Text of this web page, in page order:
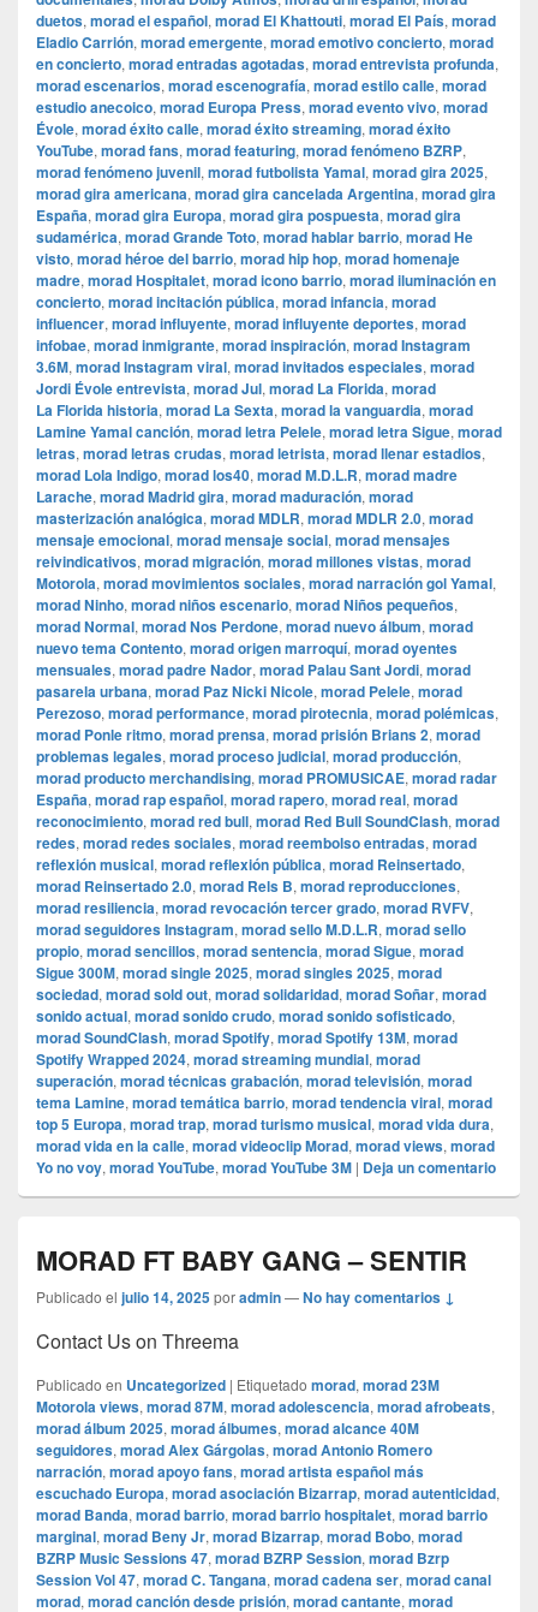
duetos, morad el español, morad El Khattouti, morad El País, morad
Eladio Carrión, morad emergente, morad emotivo concierto, morad
en concierto, morad entradas agotadas, morad entrevista profunda,
morad escenarios, morad escenografía, morad estilo calle, morad
estudio anecoico, morad Europa Press, morad evento vivo, morad
Évole, morad éxito calle, morad éxito streaming, morad éxito
YouTube, morad fans, morad featuring, morad fenómeno BZRP,
morad fenómeno juvenil, morad futbolista Yamal, morad gira 2025,
morad gira americana, morad gira cancelada Argentina, morad gira
España, morad gira Europa, morad gira pospuesta, morad gira
sudamérica, morad Grande Toto, morad hablar barrio, morad He
visto, morad héroe del barrio, morad hip hop, morad homenaje
madre, morad Hospitalet, morad icono barrio, morad iluminación en
concierto, morad incitación pública, morad infancia, morad
influencer, morad influyente, morad influyente deportes, morad
infobae, morad inmigrante, morad inspiración, morad Instagram
3.6M, morad Instagram viral, morad invitados especiales, morad
Jordi Évole entrevista, morad Jul, morad La Florida, morad
La Florida historia, morad La Sexta, morad la vanguardia, morad
Lamine Yamal canción, morad letra Pelele, morad letra Sigue, morad
letras, morad letras crudas, morad letrista, morad llenar estadios,
morad Lola Indigo, morad los40, morad M.D.L.R, morad madre
Larache, morad Madrid gira, morad maduración, morad
masterización analógica, morad MDLR, morad MDLR 2.0, morad
mensaje emocional, morad mensaje social, morad mensajes
reivindicativos, morad migración, morad millones vistas, morad
Motorola, morad movimientos sociales, morad narración gol Yamal,
morad Ninho, morad niños escenario, morad Niños pequeños,
morad Normal, morad Nos Perdone, morad nuevo álbum, morad
nuevo tema Contento, morad origen marroquí, morad oyentes
mensuales, morad padre Nador, morad Palau Sant Jordi, morad
pasarela urbana, morad Paz Nicki Nicole, morad Pelele, morad
Perezoso, morad performance, morad pirotecnia, morad polémicas,
morad Ponle ritmo, morad prensa, morad prisión Brians 2, morad
problemas legales, morad proceso judicial, morad producción,
morad producto merchandising, morad PROMUSICAE, morad radar
España, morad rap español, morad rapero, morad real, morad
reconocimiento, morad red bull, morad Red Bull SoundClash, morad
redes, morad redes sociales, morad reembolso entradas, morad
reflexión musical, morad reflexión pública, morad Reinsertado,
morad Reinsertado 2.0, morad Rels B, morad reproducciones,
morad resiliencia, morad revocación tercer grado, morad RVFV,
morad seguidores Instagram, morad sello M.D.L.R, morad sello
propio, morad sencillos, morad sentencia, morad Sigue, morad
Sigue 300M, morad single 2025, morad singles 2025, morad
sociedad, morad sold out, morad solidaridad, morad Soñar, morad
sonido actual, morad sonido crudo, morad sonido sofisticado,
morad SoundClash, morad Spotify, morad Spotify 13M, morad
Spotify Wrapped 2024, morad streaming mundial, morad
superación, morad técnicas grabación, morad televisión, morad
tema Lamine, morad temática barrio, morad tendencia viral, morad
top 5 Europa, morad trap, morad turismo musical, morad vida dura,
morad vida en la calle, morad videocli‏p Morad, morad views, morad
Yo no voy, morad YouTube, morad YouTube 3M | Deja un comentario
MORAD FT BABY GANG – SENTIR
Publicado el julio 14, 2025poradmin—No hay comentarios ↓
Contact Us on Threema
Publicado en Uncategorized | Etiquetado morad, morad 23M
Motorola views, morad 87M, morad adolescencia, morad afrobeats,
morad álbum 2025, morad álbumes, morad alcance 40M
seguidores, morad Alex Gárgolas, morad Antonio Romero
narración, morad apoyo fans, morad artista español más
escuchado Europa, morad asociación Bizarrap, morad autenticidad,
morad Banda, morad barrio, morad barrio hospitalet, morad barrio
marginal, morad Beny Jr, morad Bizarrap, morad Bobo, morad
BZRP Music Sessions 47, morad BZRP Session, morad Bzrp
Session Vol 47, morad C. Tangana, morad cadena ser, morad canal
morad, morad canción desde prisión, morad cantante, morad